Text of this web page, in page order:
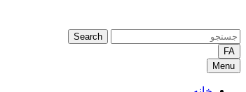
Search
FA
Menu